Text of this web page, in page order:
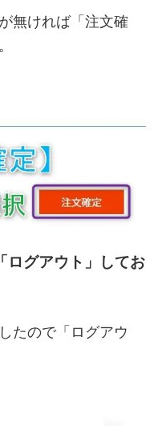
無ければ「注文確
ログアウト」してお
たので「ログアウ